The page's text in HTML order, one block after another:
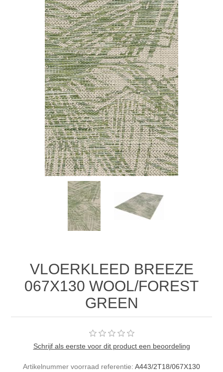
VLOERKLEED BREEZE
067X130 WOOL/FOREST
GREEN
Schrijf als eerste voor dit product een beoordeling
Artikelnummer voorraad referentie: A443/2T18/067X130